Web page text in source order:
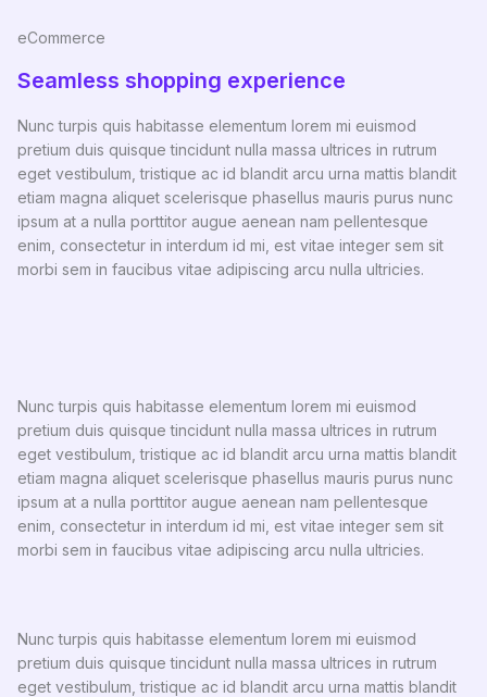
eCommerce
Seamless shopping experience
Nunc turpis quis habitasse elementum lorem mi euismod
pretium duis quisque tincidunt nulla massa ultrices in rutrum
eget vestibulum, tristique ac id blandit arcu urna mattis blandit
etiam magna aliquet scelerisque phasellus mauris purus nunc
ipsum at a nulla porttitor augue aenean nam pellentesque
enim, consectetur in interdum id mi, est vitae integer sem sit
morbi sem in faucibus vitae adipiscing arcu nulla ultricies.
Nunc turpis quis habitasse elementum lorem mi euismod
pretium duis quisque tincidunt nulla massa ultrices in rutrum
eget vestibulum, tristique ac id blandit arcu urna mattis blandit
etiam magna aliquet scelerisque phasellus mauris purus nunc
ipsum at a nulla porttitor augue aenean nam pellentesque
enim, consectetur in interdum id mi, est vitae integer sem sit
morbi sem in faucibus vitae adipiscing arcu nulla ultricies.
Nunc turpis quis habitasse elementum lorem mi euismod
pretium duis quisque tincidunt nulla massa ultrices in rutrum
eget vestibulum, tristique ac id blandit arcu urna mattis blandit